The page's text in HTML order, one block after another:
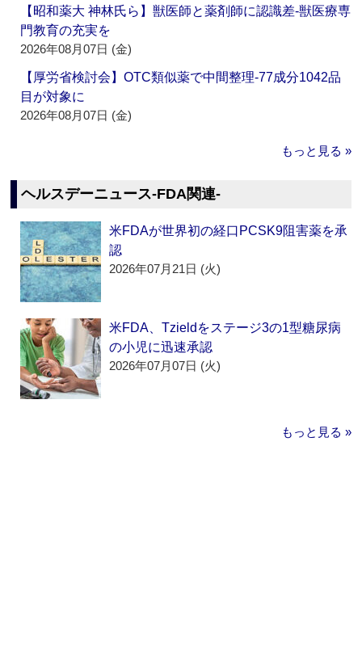
【昭和薬大 神林氏ら】獣医師と薬剤師に認識差‐獣医療専
門教育の充実を
2026年08月07日 (金)
【厚労省検討会】OTC類似薬で中間整理‐77成分1042品
目が対象に
2026年08月07日 (金)
もっと見る »
ヘルスデーニュース‐FDA関連‐
米FDAが世界初の経口PCSK9阻害薬を承
認
2026年07月21日 (火)
米FDA、Tzieldをステージ3の1型糖尿病
の小児に迅速承認
2026年07月07日 (火)
もっと見る »